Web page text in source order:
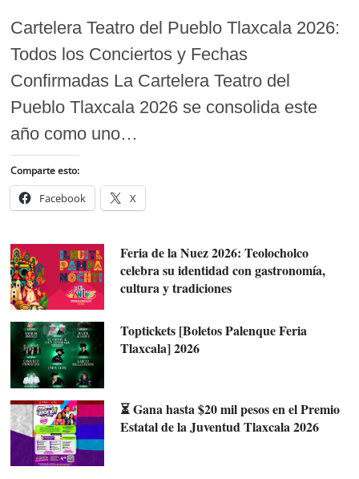
Cartelera Teatro del Pueblo Tlaxcala 2026:
Todos los Conciertos y Fechas
Confirmadas La Cartelera Teatro del
Pueblo Tlaxcala 2026 se consolida este
año como uno…
Comparte esto:
Facebook X
Feria de la Nuez 2026: Teolocholco
celebra su identidad con gastronomía,
cultura y tradiciones
Toptickets [Boletos Palenque Feria
Tlaxcala] 2026
⏳ Gana hasta $20 mil pesos en el Premio
Estatal de la Juventud Tlaxcala 2026